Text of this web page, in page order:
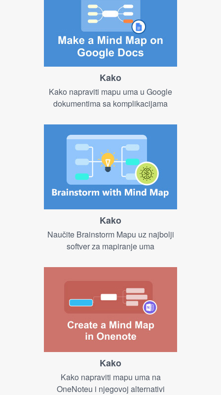
Kako
Kako napraviti mapu uma u Google
dokumentima sa komplikacijama
Kako
Naučite Brainstorm Mapu uz najbolji
softver za mapiranje uma
Kako
Kako napraviti mapu uma na
OneNoteu i njegovoj alternativi